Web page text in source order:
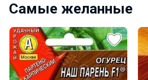
Самые желанные